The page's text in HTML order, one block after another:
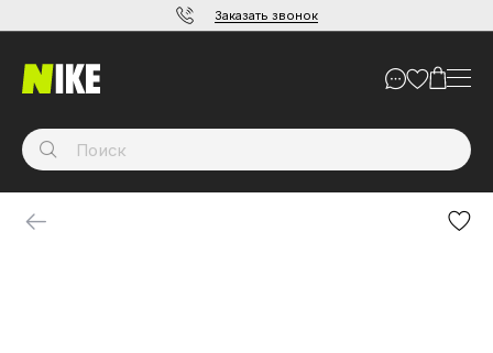
Заказать звонок